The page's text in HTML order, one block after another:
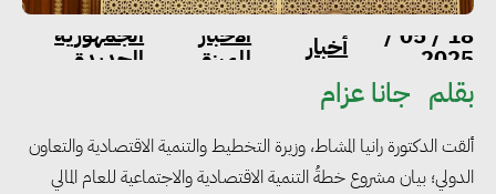
18 / 05 /
2025 أخبار الاخبار
المميزة
الجمهورية
الجديدة
بقلم جانا عزام
ألقت الدكتورة رانيا المشاط، وزيرة التخطيط والتنمية الاقتصادية والتعاون
الدولي؛ بيان مشروع خطةُ التنمية الاقتصادية والاجتماعية للعام المالي